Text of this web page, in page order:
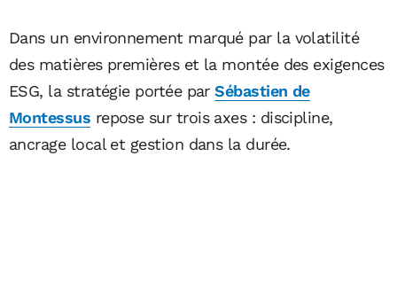
Dans un environnement marqué par la volatilité
des matières premières et la montée des exigences
ESG, la stratégie portée parSébastien de
Montessus repose sur trois axes : discipline,
ancrage local et gestion dans la durée.